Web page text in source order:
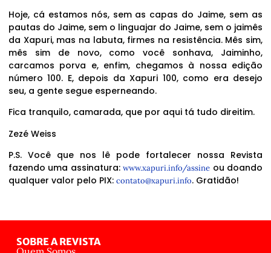
Hoje, cá estamos nós, sem as capas do Jaime, sem as
pautas do Jaime, sem o linguajar do Jaime, sem o jaimês
da Xapuri, mas na labuta, firmes na resistência. Mês sim,
mês sim de novo, como você sonhava, Jaiminho,
carcamos porva e, enfim, chegamos à nossa edição
número 100. E, depois da Xapuri 100, como era desejo
seu, a gente segue esperneando.
Fica tranquilo, camarada, que por aqui tá tudo direitim.
Zezé Weiss
P.S. Você que nos lê pode fortalecer nossa Revista
fazendo uma assinatura:www.xapuri.info/assine ou doando
qualquer valor pelo PIX: contato@xapuri.info. Gratidão!
SOBRE A REVISTA